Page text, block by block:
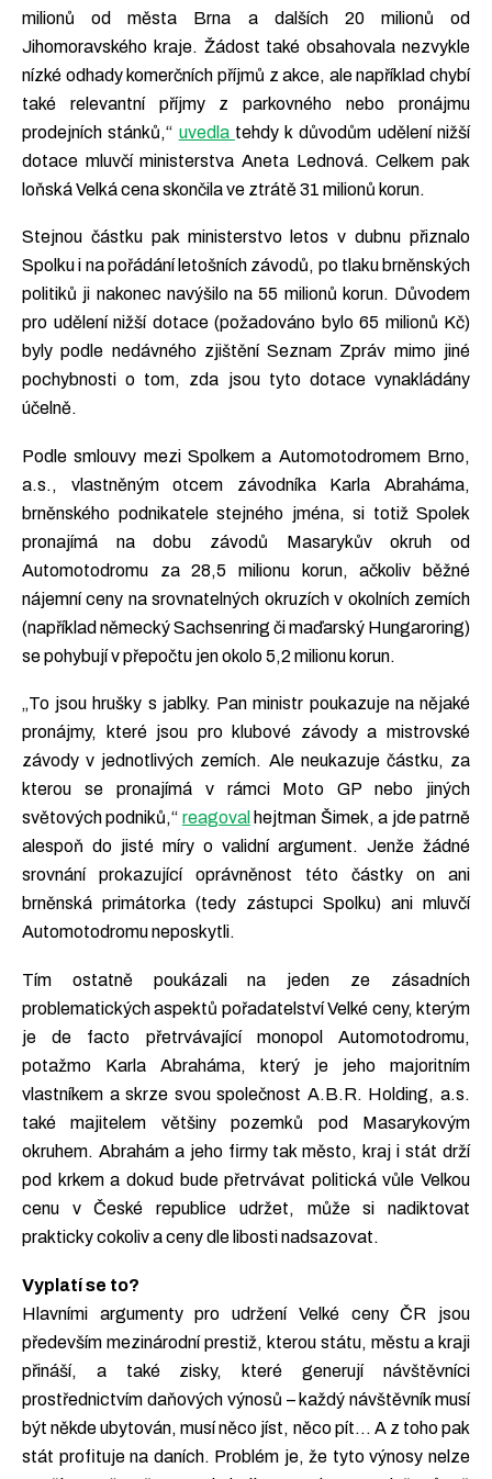
milionů od města Brna a dalších 20 milionů od
Jihomoravského kraje. Žádost také obsahovala nezvykle
nízké odhady komerčních příjmů z akce, ale například chybí
také relevantní příjmy z parkovného nebo pronájmu
prodejních stánků,“ uvedla tehdy k důvodům udělení nižší
dotace mluvčí ministerstva Aneta Lednová. Celkem pak
loňská Velká cena skončila ve ztrátě 31 milionů korun.
Stejnou částku pak ministerstvo letos v dubnu přiznalo
Spolku i na pořádání letošních závodů, po tlaku brněnských
politiků ji nakonec navýšilo na 55 milionů korun. Důvodem
pro udělení nižší dotace (požadováno bylo 65 milionů Kč)
byly podle nedávného zjištění Seznam Zpráv mimo jiné
pochybnosti o tom, zda jsou tyto dotace vynakládány
účelně.
Podle smlouvy mezi Spolkem a Automotodromem Brno,
a.s., vlastněným otcem závodníka Karla Abraháma,
brněnského podnikatele stejného jména, si totiž Spolek
pronajímá na dobu závodů Masarykův okruh od
Automotodromu za 28,5 milionu korun, ačkoliv běžné
nájemní ceny na srovnatelných okruzích v okolních zemích
(například německý Sachsenring či maďarský Hungaroring)
se pohybují v přepočtu jen okolo 5,2 milionu korun.
„To jsou hrušky s jablky. Pan ministr poukazuje na nějaké
pronájmy, které jsou pro klubové závody a mistrovské
závody v jednotlivých zemích. Ale neukazuje částku, za
kterou se pronajímá v rámci Moto GP nebo jiných
světových podniků,“ reagoval hejtman Šimek, a jde patrně
alespoň do jisté míry o validní argument. Jenže žádné
srovnání prokazující oprávněnost této částky on ani
brněnská primátorka (tedy zástupci Spolku) ani mluvčí
Automotodromu neposkytli.
Tím ostatně poukázali na jeden ze zásadních
problematických aspektů pořadatelství Velké ceny, kterým
je de facto přetrvávající monopol Automotodromu,
potažmo Karla Abraháma, který je jeho majoritním
vlastníkem a skrze svou společnost A.B.R. Holding, a.s.
také majitelem většiny pozemků pod Masarykovým
okruhem. Abrahám a jeho firmy tak město, kraj i stát drží
pod krkem a dokud bude přetrvávat politická vůle Velkou
cenu v České republice udržet, může si nadiktovat
prakticky cokoliv a ceny dle libosti nadsazovat.
Vyplatí se to?
Hlavními argumenty pro udržení Velké ceny ČR jsou
především mezinárodní prestiž, kterou státu, městu a kraji
přináší, a také zisky, které generují návštěvníci
prostřednictvím daňových výnosů – každý návštěvník musí
být někde ubytován, musí něco jíst, něco pít… A z toho pak
stát profituje na daních. Problém je, že tyto výnosy nelze